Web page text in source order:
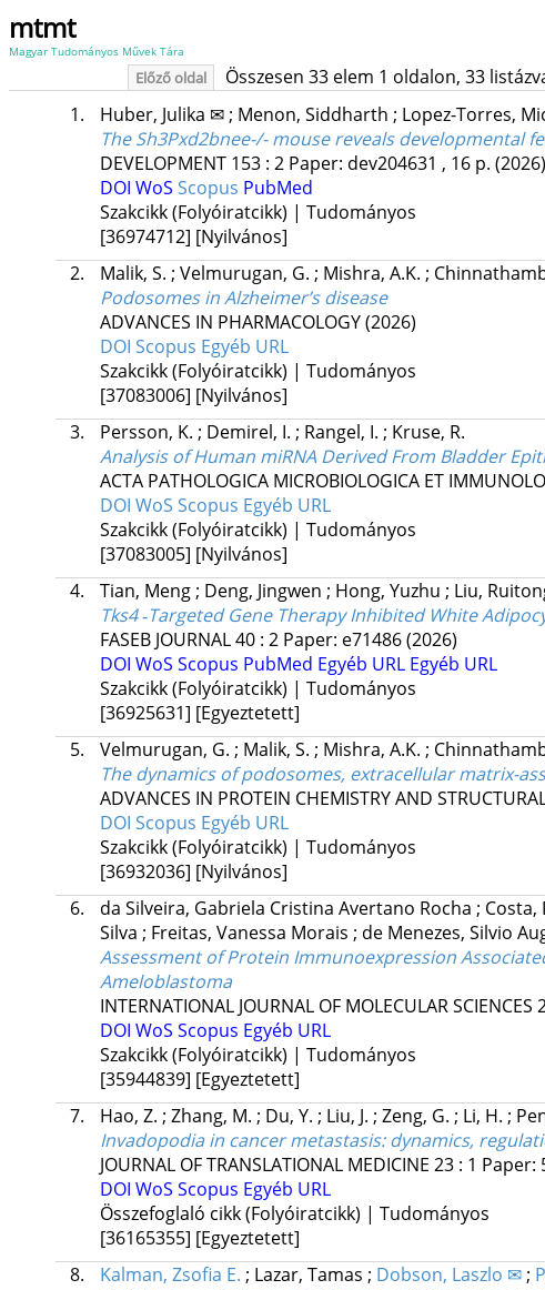
mtmt
Magyar Tudományos Művek Tára
Előző oldal Összesen 33 elem 1 oldalon, 33
1. Huber, Julika ✉; Menon, Siddharth ; Lopez-Torres,
The Sh3Pxd2bnee-/- mouse reveals developmental
DEVELOPMENT 153: 2 Paper: dev204631 , 16 p. (2026)
DOI WoS Scopus PubMed
Szakcikk (Folyóiratcikk) | Tudományos
[36974712] [Nyilvános]
2.
Malik, S. ; Velmurugan, G. ; Mishra, A.K. ;
Podosomes in Alzheimer’s disease
ADVANCES IN PHARMACOLOGY(2026)
DOI Scopus Egyéb URL
Szakcikk (Folyóiratcikk) | Tudományos
[37083006] [Nyilvános]
3.
Persson, K. ; Demirel, I. ; Rangel, I. ; Kruse, R.
Analysis of Human miRNA Derived From Bladder
ACTA PATHOLOGICA MICROBIOLOGICA ET
DOI WoS Scopus Egyéb URL
Szakcikk (Folyóiratcikk) | Tudományos
[37083005] [Nyilvános]
4.
Tian, Meng; Deng, Jingwen ; Hong, Yuzhu ; Liu,
Tks4 ‐Targeted Gene Therapy Inhibited White
FASEB JOURNAL40: 2 Paper: e71486(2026)
DOI WoS Scopus PubMed Egyéb URL Egyéb URL
Szakcikk (Folyóiratcikk) | Tudományos
[36925631] [Egyeztetett]
5.
Velmurugan, G. ; Malik, S. ; Mishra, A.K. ;
The dynamics of podosomes, extracellular matrix-
ADVANCES IN PROTEIN CHEMISTRY AND
DOI Scopus Egyéb URL
Szakcikk (Folyóiratcikk) | Tudományos
[36932036] [Nyilvános]
6.
da Silveira, Gabriela Cristina Avertano Rocha ; Costa,
Silva ; Freitas, Vanessa Morais ; de Menezes, Silvio
Assessment of Protein Immunoexpression
Ameloblastoma
INTERNATIONAL JOURNAL OF MOLECULAR SCIENCES
DOI WoS Scopus Egyéb URL
Szakcikk (Folyóiratcikk) | Tudományos
[35944839] [Egyeztetett]
7.
Hao, Z. ; Zhang, M. ; Du, Y. ; Liu, J. ; Zeng, G. ; Li, H. ;
Invadopodia in cancer metastasis: dynamics,
JOURNAL OF TRANSLATIONAL MEDICINE 23: 1 Paper:
DOI WoS Scopus Egyéb URL
Összefoglaló cikk (Folyóiratcikk) | Tudományos
[36165355] [Egyeztetett]
8.
Kalman, Zsofia E. ; Lazar, Tamas ; Dobson, Laszlo ✉;